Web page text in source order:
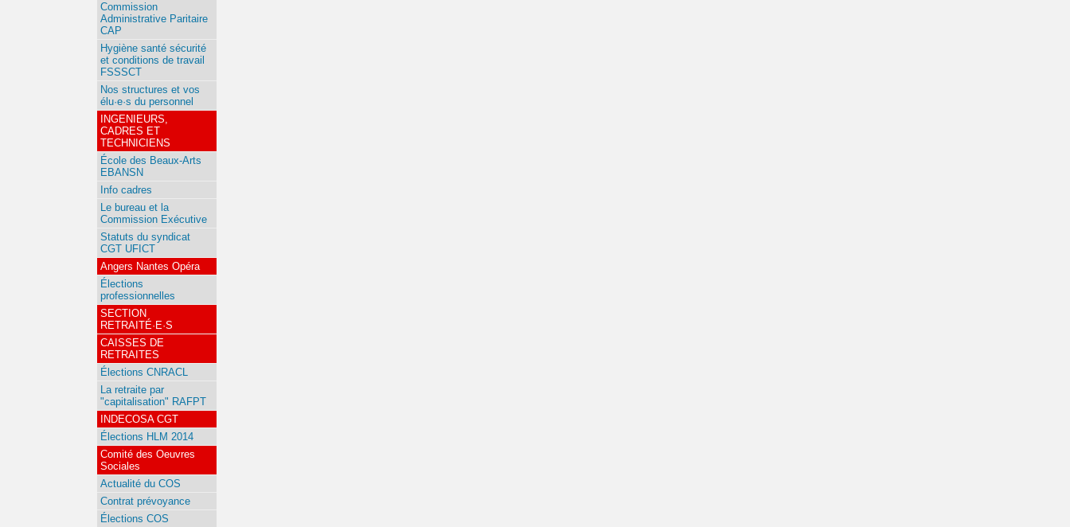
Commission
Administrative Paritaire
CAP
Hygiène santé sécurité
et conditions de travail
FSSSCT
Nos structures et vos
élu·e·s du personnel
INGENIEURS,
CADRES ET
TECHNICIENS
École des Beaux-Arts
EBANSN
Info cadres
Le bureau et la
Commission Exécutive
Statuts du syndicat
CGT UFICT
Angers Nantes Opéra
Élections
professionnelles
SECTION
RETRAITÉ·E·S
CAISSES DE
RETRAITES
Élections CNRACL
La retraite par
"capitalisation" RAFPT
INDECOSA CGT
Élections HLM 2014
Comité des Oeuvres
Sociales
Actualité du COS
Contrat prévoyance
Élections COS